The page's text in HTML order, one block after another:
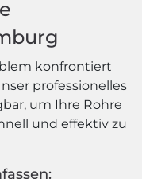
konfrontiert
professionelles
um Ihre Rohre
und effektiv zu